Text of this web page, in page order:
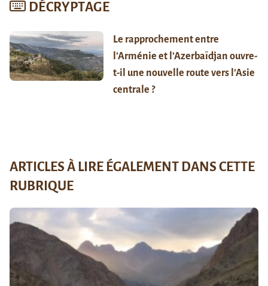
DÉCRYPTAGE
Le rapprochement entre
l’Arménie et l’Azerbaïdjan ouvre-
t-il une nouvelle route vers l’Asie
centrale ?
ARTICLES À LIRE ÉGALEMENT DANS CETTE
RUBRIQUE